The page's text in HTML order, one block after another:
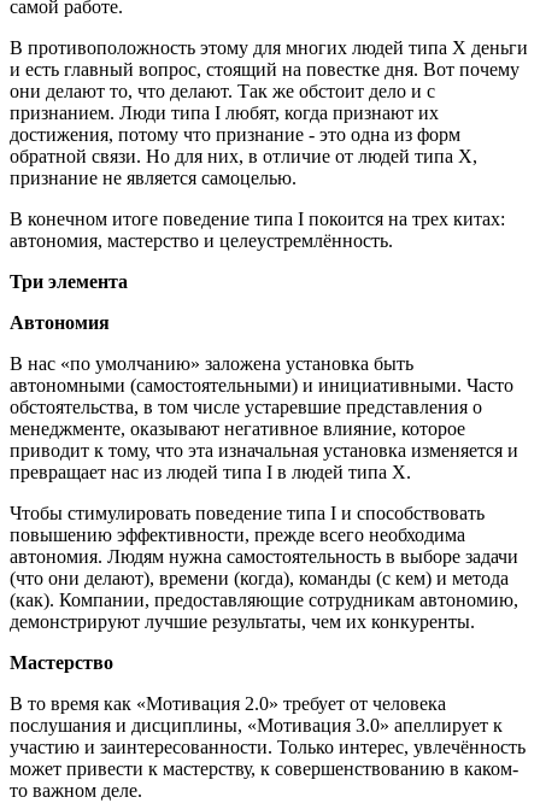
самой работе.
В противоположность этому для многих людей типа X деньги
и есть главный вопрос, стоящий на повестке дня. Вот почему
они делают то, что делают. Так же обстоит дело и с
признанием. Люди типа I любят, когда признают их
достижения, потому что признание - это одна из форм
обратной связи. Но для них, в отличие от людей типа X,
признание не является самоцелью.
В конечном итоге поведение типа I покоится на трех китах:
автономия, мастерство и целеустремлённость.
Три элемента
Автономия
В нас «по умолчанию» заложена установка быть
автономными (самостоятельными) и инициативными. Часто
обстоятельства, в том числе устаревшие представления о
менеджменте, оказывают негативное влияние, которое
приводит к тому, что эта изначальная установка изменяется и
превращает нас из людей типа I в людей типа X.
Чтобы стимулировать поведение типа I и способствовать
повышению эффективности, прежде всего необходима
автономия. Людям нужна самостоятельность в выборе задачи
(что они делают), времени (когда), команды (с кем) и метода
(как). Компании, предоставляющие сотрудникам автономию,
демонстрируют лучшие результаты, чем их конкуренты.
Мастерство
В то время как «Мотивация 2.0» требует от человека
послушания и дисциплины, «Мотивация 3.0» апеллирует к
участию и заинтересованности. Только интерес, увлечённость
может привести к мастерству, к совершенствованию в каком-
то важном деле.